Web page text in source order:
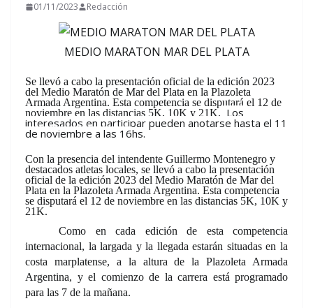
01/11/2023 Redacción
MEDIO MARATON MAR DEL PLATA
Se llevó a cabo la presentación oficial de la edición 2023
del Medio Maratón de Mar del Plata en la Plazoleta
Armada Argentina. Esta competencia se disputará el 12 de
noviembre en las distancias 5K, 10K y 21K. Los
interesados en participar pueden anotarse hasta el 11
de noviembre a las 16hs.
Con la presencia del intendente Guillermo Montenegro y
destacados atletas locales, se llevó a cabo la presentación
oficial de la edición 2023 del Medio Maratón de Mar del
Plata en la Plazoleta Armada Argentina. Esta competencia
se disputará el 12 de noviembre en las distancias 5K, 10K y
21K.
Como en cada edición de esta competencia
internacional, la largada y la llegada estarán situadas en la
costa marplatense, a la altura de la Plazoleta Armada
Argentina, y el comienzo de la carrera está programado
para las 7 de la mañana.